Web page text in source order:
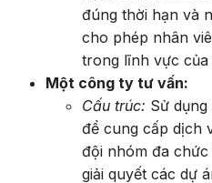
đúng thời hạn và
cho phép nhân
trong lĩnh vực của
Một công ty tư vấn:
Cấu trúc: Sử dụng
để cung cấp dịch
đội nhóm đa
giải quyết các dự